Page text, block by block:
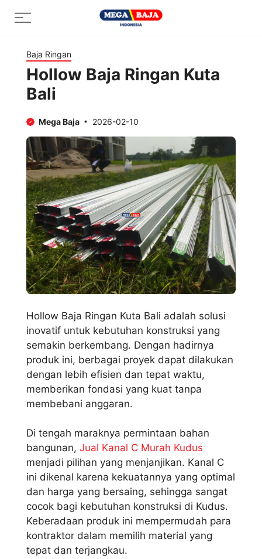
Menu
Baja Ringan
Hollow Baja Ringan Kuta
Bali
Mega Baja 2026-02-10
Hollow Baja Ringan Kuta Bali adalah solusi
inovatif untuk kebutuhan konstruksi yang
semakin berkembang. Dengan hadirnya
produk ini, berbagai proyek dapat dilakukan
dengan lebih efisien dan tepat waktu,
memberikan fondasi yang kuat tanpa
membebani anggaran.
Di tengah maraknya permintaan bahan
bangunan, Jual Kanal C Murah Kudus
menjadi pilihan yang menjanjikan. Kanal C
ini dikenal karena kekuatannya yang optimal
dan harga yang bersaing, sehingga sangat
cocok bagi kebutuhan konstruksi di Kudus.
Keberadaan produk ini mempermudah para
kontraktor dalam memilih material yang
tepat dan terjangkau.